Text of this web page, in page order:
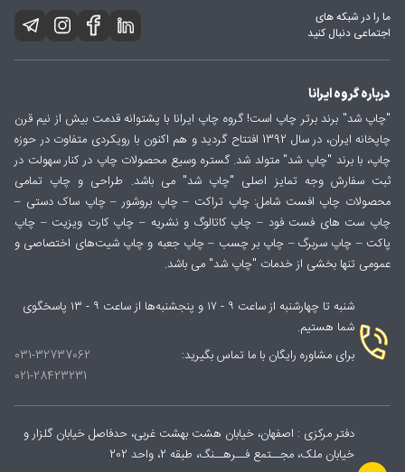
ما را در شبکه های
اجتماعی دنبال کنید
درباره گروه ایرانا
"چاپ شد" برند برتر چاپ است! گروه چاپ ایرانا با پشتوانه قدمت بیش از نیم قرن
چاپخانه ایران، در سال 1392 افتتاح گردید و هم اکنون با رویکردی متفاوت در حوزه
چاپ، با برند "چاپ شد" متولد شد. گستره وسیع محصولات چاپ در کنار سهولت در
ثبت سفارش وجه تمایز اصلی "چاپ شد" می باشد. طراحی و چاپ تمامی
محصولات چاپ افست شامل: چاپ تراکت – چاپ بروشور – چاپ ساک دستی –
چاپ ست های فست فود – چاپ کاتالوگ و نشریه – چاپ کارت ویزیت – چاپ
پاکت – چاپ سربرگ – چاپ بر چسب – چاپ جعبه و چاپ شیت‌های اختصاصی و
عمومی تنها بخشی از خدمات "چاپ شد" می باشد.
شنبه تا چهارشنبه از ساعت ۹ - ۱۷ و پنجشنبه‌ها از ساعت ۹ - ۱۳ پاسخگوی
شما هستیم.
برای مشاوره رایگان با ما تماس بگیرید:
031-32737062
021-28423231
دفتر مرکزی : اصفهان، خیابان هشت بهشت غربی، حدفاصل خیابان گلزار و
خیابان ملک، مجــتمع فــرهــنگ، طبقه 2، واحد 202